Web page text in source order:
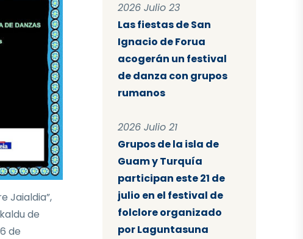
Jaialdia”,
de
de
2026 Julio 23
Las fiestas de San
Ignacio de Forua
acogerán un festival
de danza con grupos
rumanos
2026 Julio 21
Grupos de la isla de
Guam y Turquía
participan este 21 de
julio en el festival de
folclore organizado
por Laguntasuna